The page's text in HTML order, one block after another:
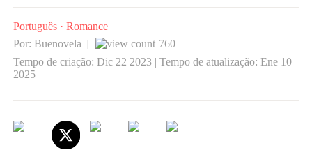
Português ·Romance
Por: Buenovela
760
Tempo de criação: Dic 22 2023 | Tempo de atualização: Ene 10
2025